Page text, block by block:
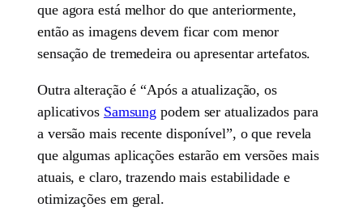
que agora está melhor do que anteriormente,
então as imagens devem ficar com menor
sensação de tremedeira ou apresentar artefatos.
Outra alteração é “Após a atualização, os
aplicativos Samsung podem ser atualizados para
a versão mais recente disponível”, o que revela
que algumas aplicações estarão em versões mais
atuais, e claro, trazendo mais estabilidade e
otimizações em geral.